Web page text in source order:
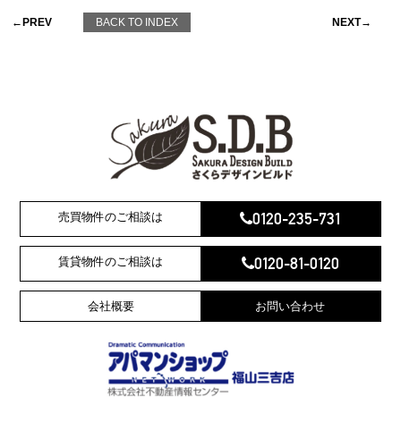
←PREV BACK TO INDEX NEXT→
売買物件のご相談は 0120-235-731
賃貸物件のご相談は 0120-81-0120
会社概要 お問い合わせ